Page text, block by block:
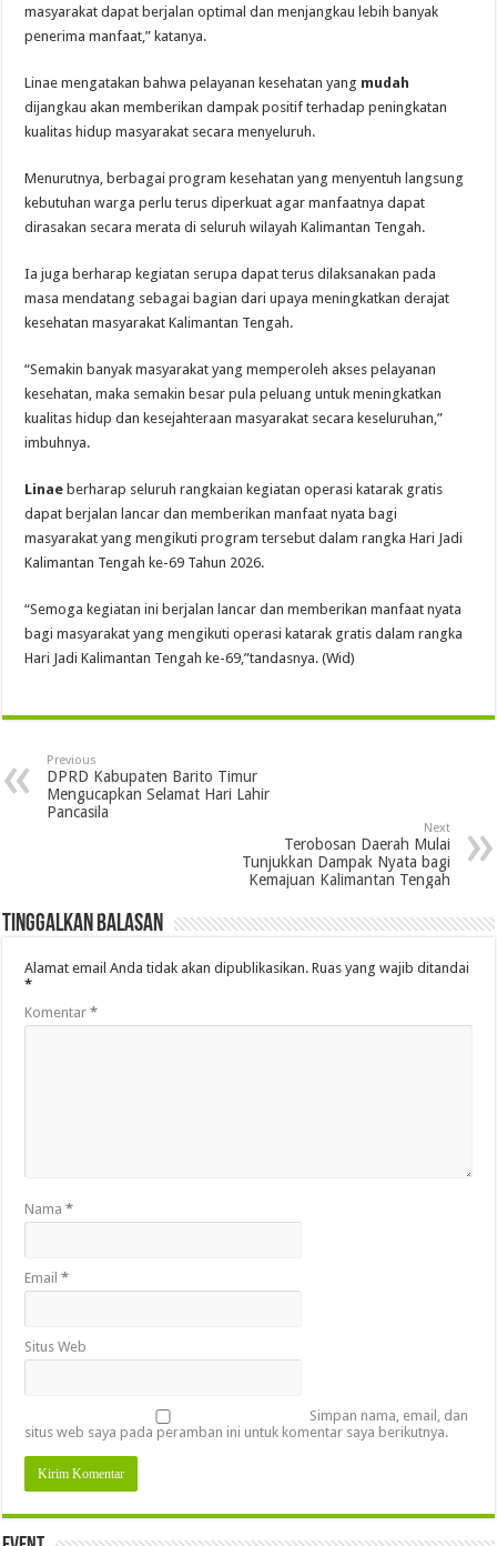
masyarakat dapat berjalan optimal dan menjangkau lebih banyak
penerima manfaat,” katanya.
Linae mengatakan bahwa pelayanan kesehatan yang mudah
dijangkau akan memberikan dampak positif terhadap peningkatan
kualitas hidup masyarakat secara menyeluruh.
Menurutnya, berbagai program kesehatan yang menyentuh langsung
kebutuhan warga perlu terus diperkuat agar manfaatnya dapat
dirasakan secara merata di seluruh wilayah Kalimantan Tengah.
Ia juga berharap kegiatan serupa dapat terus dilaksanakan pada
masa mendatang sebagai bagian dari upaya meningkatkan derajat
kesehatan masyarakat Kalimantan Tengah.
“Semakin banyak masyarakat yang memperoleh akses pelayanan
kesehatan, maka semakin besar pula peluang untuk meningkatkan
kualitas hidup dan kesejahteraan masyarakat secara keseluruhan,”
imbuhnya.
Linae berharap seluruh rangkaian kegiatan operasi katarak gratis
dapat berjalan lancar dan memberikan manfaat nyata bagi
masyarakat yang mengikuti program tersebut dalam rangka Hari Jadi
Kalimantan Tengah ke-69 Tahun 2026.
“Semoga kegiatan ini berjalan lancar dan memberikan manfaat nyata
bagi masyarakat yang mengikuti operasi katarak gratis dalam rangka
Hari Jadi Kalimantan Tengah ke-69,”tandasnya. (Wid)
Previous
DPRD Kabupaten Barito Timur
Mengucapkan Selamat Hari Lahir
Pancasila
Next
Terobosan Daerah Mulai
Tunjukkan Dampak Nyata bagi
Kemajuan Kalimantan Tengah
Tinggalkan Balasan
Alamat email Anda tidak akan dipublikasikan. Ruas yang wajib ditandai
*
Komentar*
Nama*
Email*
Situs Web
Simpan nama, email, dan
situs web saya pada peramban ini untuk komentar saya berikutnya.